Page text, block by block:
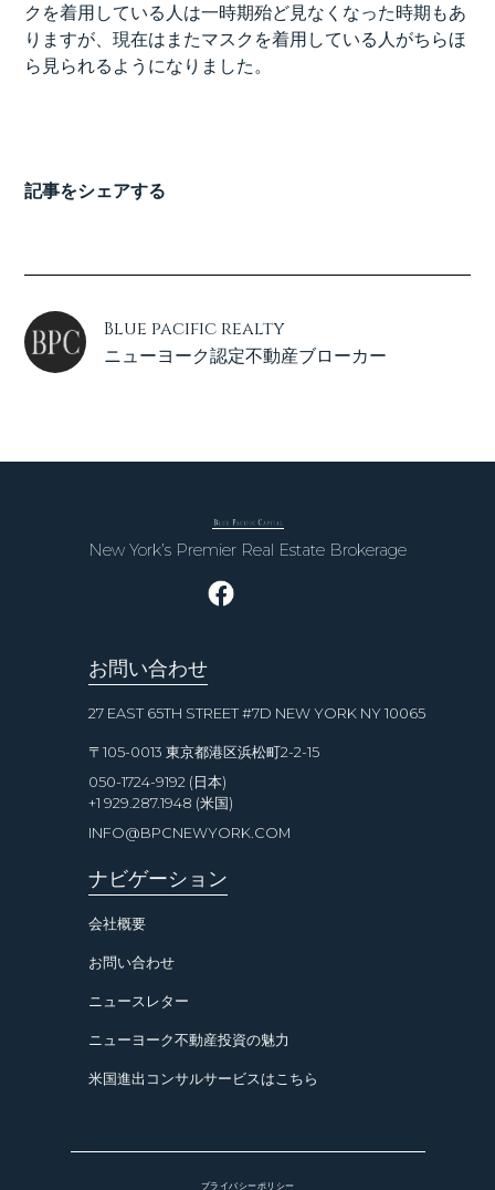
クを着用している人は一時期殆ど見なくなった時期もあ
りますが、現在はまたマスクを着用している人がちらほ
ら見られるようになりました。
記事をシェアする
Blue pacific realty
ニューヨーク認定不動産ブローカー
New York’s Premier Real Estate Brokerage
お問い合わせ
27 EAST 65TH STREET #7D NEW YORK NY 10065
〒105-0013 東京都港区浜松町2-2-15
050-1724-9192 (日本)
+1 929.287.1948 (米国)
INFO@BPCNEWYORK.COM
ナビゲーション
会社概要
お問い合わせ
ニュースレター
ニューヨーク不動産投資の魅力
米国進出コンサルサービスはこちら
プライバシーポリシー